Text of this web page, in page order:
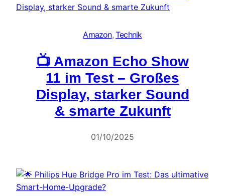
Amazon, Technik
📺 Amazon Echo Show
11 im Test – Großes
Display, starker Sound
& smarte Zukunft
01/10/2025